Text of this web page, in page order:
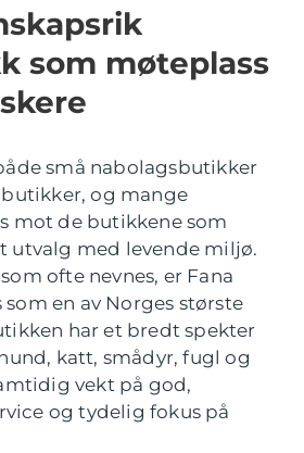
som møteplass
små nabolagsbutikker
og mange
mot de butikkene som
utvalg med levende miljø.
ofte nevnes, er Fana
som en av Norges største
har et bredt spekter
katt, smådyr, fugl og
vekt på god,
og tydelig fokus på